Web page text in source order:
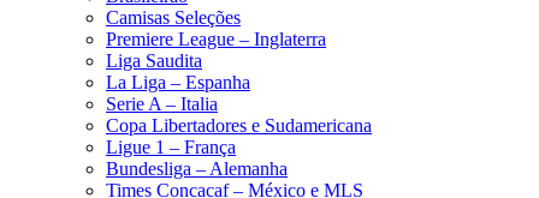
Camisas Seleções
Premiere League – Inglaterra
Liga Saudita
La Liga – Espanha
Serie A – Italia
Copa Libertadores e Sudamericana
Ligue 1 – França
Bundesliga – Alemanha
Times Concacaf – México e MLS